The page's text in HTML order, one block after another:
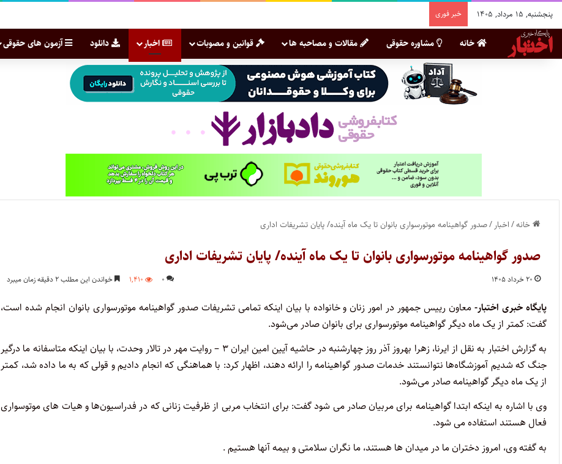
پنجشنبه, ۱۵ مرداد, ۱۴۰۵ خبر فوری
خانه مشاوره حقوقی مقالات و مصاحبه ها قوانین و مصوبات اخبار دانلود آزمون های حقوقی
خانه/اخبار /صدور گواهینامه موتورسواری بانوان تا یک ماه آینده/ پایان تشریفات اداری
صدور گواهینامه موتورسواری بانوان تا یک ماه آینده/ پایان تشریفات اداری
۲۰ خرداد ۱۴۰۵ ۰ ۱,۴۱۰ خواندن این مطلب ۲ دقیقه زمان میبرد
پایگاه خبری اختبار-معاون رییس جمهور در امور زنان و خانواده با بیان اینکه تمامی تشریفات صدور گواهینامه موتورسواری بانوان انجام شده است،
گفت: کمتر از یک ماه دیگر گواهینامه موتورسواری برای بانوان صادر می‌شود.
به گزارش اختبار به نقل از ایرنا، زهرا بهروز آذر روز چهارشنبه در حاشیه آیین امین ایران ۳ – روایت مهر در تالار وحدت، با بیان اینکه متاسفانه ما درگیر
جنگ که شدیم آموزشگاه‌ها نتوانستند خدمات صدور گواهینامه را ارائه دهند، اظهار کرد: با هماهنگی که انجام دادیم و قولی که به ما داده شد، کمتر
از یک ماه دیگر گواهینامه صادر می‌شود.
وی با اشاره به اینکه ابتدا گواهینامه برای مربیان صادر می شود گفت: برای انتخاب مربی از ظرفیت زنانی که در فدراسیون‌ها و هیات های موتوسواری
فعال هستند استفاده می شود.
به گفته وی، امروز دختران ما در میدان ها هستند، ما نگران سلامتی و بیمه آنها هستیم .